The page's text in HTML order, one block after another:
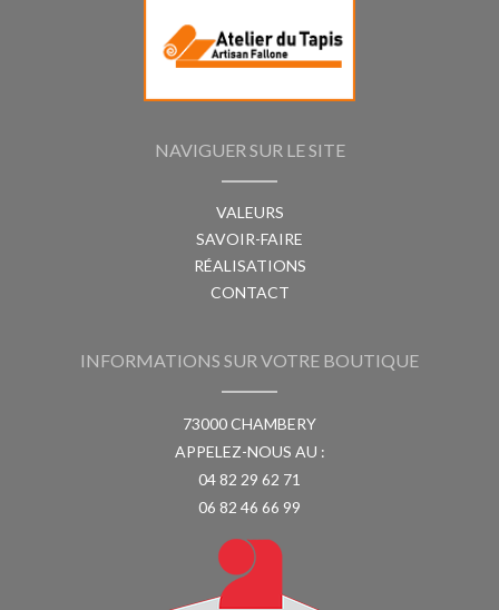
NAVIGUER SUR LE SITE
VALEURS
SAVOIR-FAIRE
RÉALISATIONS
CONTACT
INFORMATIONS SUR VOTRE BOUTIQUE
73000 CHAMBERY
APPELEZ-NOUS AU :
04 82 29 62 71
06 82 46 66 99